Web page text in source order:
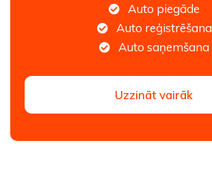
Auto piegāde
Auto reģistrēšana
Auto saņemšana
Uzzināt vairāk